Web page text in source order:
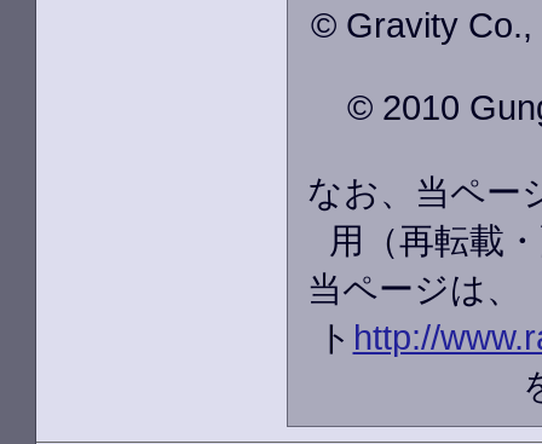
© Gravity Co.,
© 2010
なお、当ペー
用（再転載
当ページは、
ト http://